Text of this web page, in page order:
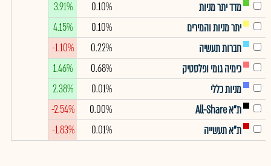
מדד יתר מניות
0.10%
3.91%
יתר מניות והמירים
0.10%
4.15%
חברות תעשיה
0.22%
-1.10%
כימיה גומי ופלסטיק
0.68%
1.46%
מניות כללי
0.01%
2.38%
ת"א All-Share
0.00%
-2.54%
ת"א תעשייה
0.01%
-1.83%